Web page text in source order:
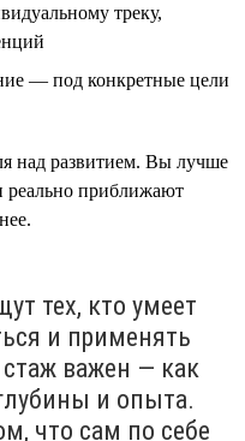
треку,
— под конкретные цели
над развитием. Вы лучше
реально приближают
тех, кто умеет
и применять
важен — как
и опыта.
что сам по себе